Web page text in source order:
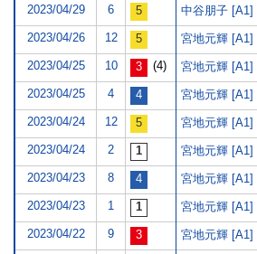
2023/04/29 6 中谷朋子 [A1]
2023/04/26 12 宮地元輝 [A1]
2023/04/25 10 (4) 宮地元輝 [A1]
2023/04/25 4 宮地元輝 [A1]
2023/04/24 12 宮地元輝 [A1]
2023/04/24 2 宮地元輝 [A1]
2023/04/23 8 宮地元輝 [A1]
2023/04/23 1 宮地元輝 [A1]
2023/04/22 9 宮地元輝 [A1]